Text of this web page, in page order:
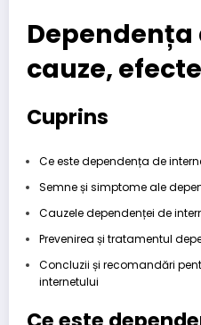
cauze,
Cuprins
Ce este dependența de
Semne și simptome ale
Cauzele dependenței de
Prevenirea și tratamentul
Concluzii și recomandări
internetului